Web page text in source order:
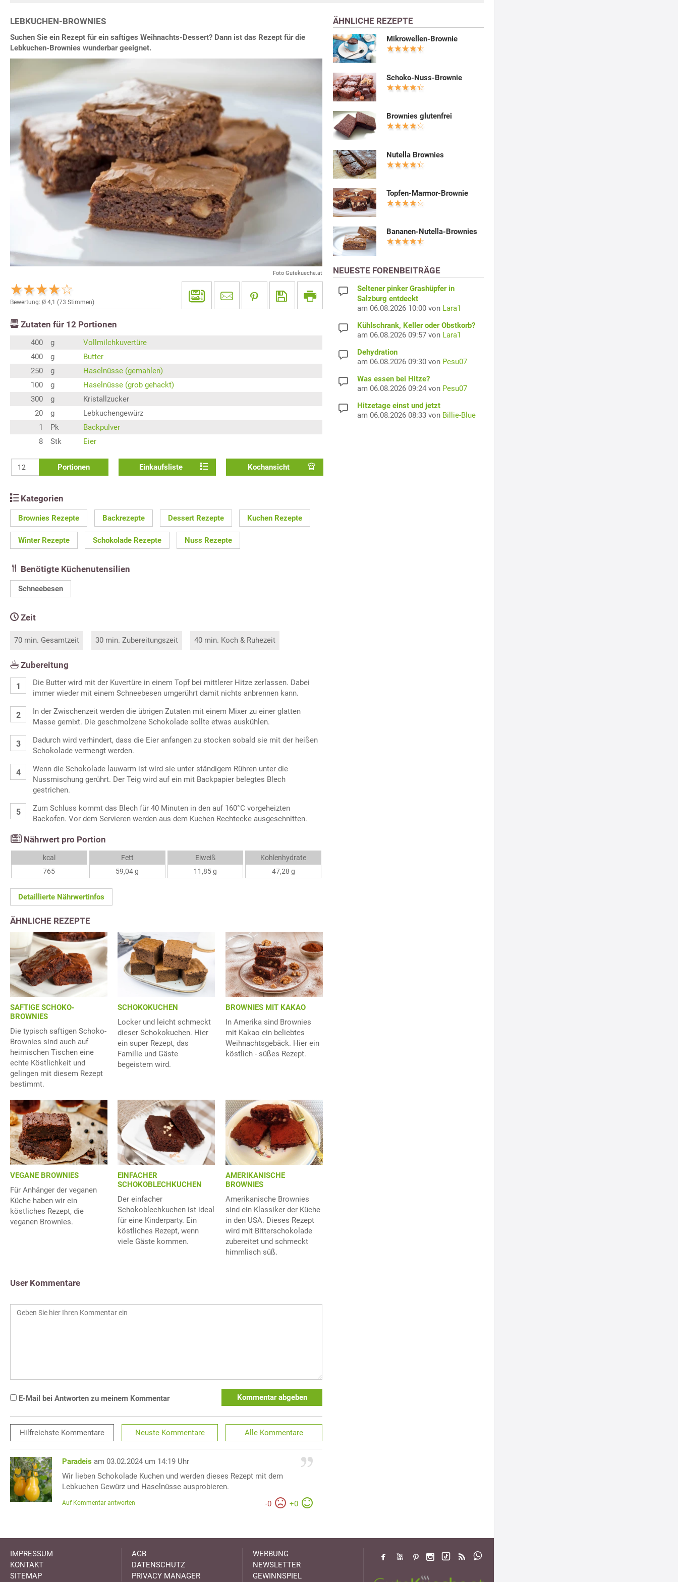
LEBKUCHEN-BROWNIES
Suchen Sie ein Rezept für ein saftiges Weihnachts-Dessert? Dann ist das Rezept für die
Lebkuchen-Brownies wunderbar geeignet.
Foto Gutekueche.at
Bewertung: Ø 4,1 (73 Stimmen)
Zutaten für 12 Portionen
400 g
Vollmilchkuvertüre
400
g
Butter
250
g
Haselnüsse (gemahlen)
100
g
Haselnüsse (grob gehackt)
300
g
Kristallzucker
20
g
Lebkuchengewürz
1
Pk
Backpulver
8
Stk Eier
Portionen Einkaufsliste Kochansicht
Kategorien
Brownies Rezepte Backrezepte Dessert Rezepte Kuchen Rezepte
Winter Rezepte Schokolade Rezepte Nuss Rezepte
Benötigte Küchenutensilien
Schneebesen
Zeit
70 min. Gesamtzeit 30 min. Zubereitungszeit 40 min. Koch & Ruhezeit
Zubereitung
Die Butter wird mit der Kuvertüre in einem Topf bei mittlerer Hitze zerlassen. Dabei
immer wieder mit einem Schneebesen umgerührt damit nichts anbrennen kann.
In der Zwischenzeit werden die übrigen Zutaten mit einem Mixer zu einer glatten
Masse gemixt. Die geschmolzene Schokolade sollte etwas auskühlen.
Dadurch wird verhindert, dass die Eier anfangen zu stocken sobald sie mit der heißen
Schokolade vermengt werden.
Wenn die Schokolade lauwarm ist wird sie unter ständigem Rühren unter die
Nussmischung gerührt. Der Teig wird auf ein mit Backpapier belegtes Blech
gestrichen.
Zum Schluss kommt das Blech für 40 Minuten in den auf 160°C vorgeheizten
Backofen. Vor dem Servieren werden aus dem Kuchen Rechtecke ausgeschnitten.
Nährwert pro Portion
kcal
765
Fett
59,04 g
Eiweiß
11,85 g
Kohlenhydrate
47,28 g
Detaillierte Nährwertinfos
ÄHNLICHE REZEPTE
SAFTIGE SCHOKO-
BROWNIES
Die typisch saftigen Schoko-
Brownies sind auch auf
heimischen Tischen eine
echte Köstlichkeit und
gelingen mit diesem Rezept
bestimmt.
SCHOKOKUCHEN
Locker und leicht schmeckt
dieser Schokokuchen. Hier
ein super Rezept, das
Familie und Gäste
begeistern wird.
BROWNIES MIT KAKAO
In Amerika sind Brownies
mit Kakao ein beliebtes
Weihnachtsgebäck. Hier ein
köstlich - süßes Rezept.
VEGANE BROWNIES
Für Anhänger der veganen
Küche haben wir ein
köstliches Rezept, die
veganen Brownies.
EINFACHER
SCHOKOBLECHKUCHEN
Der einfacher
Schokoblechkuchen ist ideal
für eine Kinderparty. Ein
köstliches Rezept, wenn
viele Gäste kommen.
AMERIKANISCHE
BROWNIES
Amerikanische Brownies
sind ein Klassiker der Küche
in den USA. Dieses Rezept
wird mit Bitterschokolade
zubereitet und schmeckt
himmlisch süß.
User Kommentare
E-Mail bei Antworten zu meinem Kommentar Kommentar abgeben
Hilfreichste Kommentare Neuste Kommentare Alle Kommentare
Paradeis am 03.02.2024 um 14:19 Uhr
Wir lieben Schokolade Kuchen und werden dieses Rezept mit dem
Lebkuchen Gewürz und Haselnüsse ausprobieren.
-0 +0
Auf Kommentar antworten
ÄHNLICHE REZEPTE
Mikrowellen-Brownie
Schoko-Nuss-Brownie
Brownies glutenfrei
Nutella Brownies
Topfen-Marmor-Brownie
Bananen-Nutella-Brownies
NEUESTE FORENBEITRÄGE
Seltener pinker Grashüpfer in
Salzburg entdeckt
am 06.08.2026 10:00 von Lara1
Kühlschrank, Keller oder Obstkorb?
am 06.08.2026 09:57 von Lara1
Dehydration
am 06.08.2026 09:30 von Pesu07
Was essen bei Hitze?
am 06.08.2026 09:24 von Pesu07
Hitzetage einst und jetzt
am 06.08.2026 08:33 von Billie-Blue
IMPRESSUM
KONTAKT
SITEMAP
AGB
DATENSCHUTZ
PRIVACY MANAGER
WERBUNG
NEWSLETTER
GEWINNSPIEL